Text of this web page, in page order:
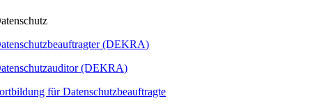
(DEKRA)
(DEKRA)
für Datenschutzbeauftragte